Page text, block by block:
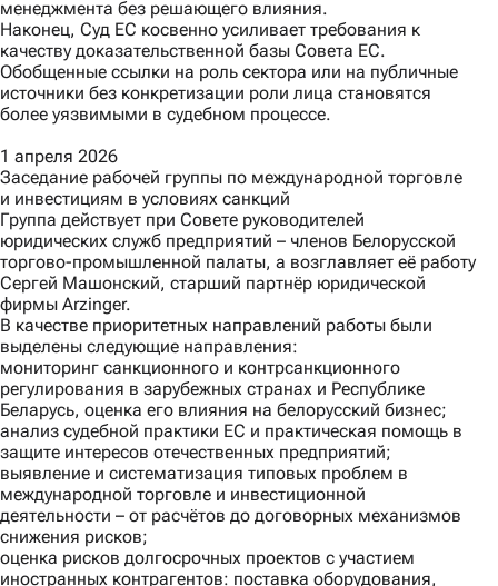
менеджмента без решающего влияния.
Наконец, Суд ЕС косвенно усиливает требования к
качеству доказательственной базы Совета ЕС.
Обобщенные ссылки на роль сектора или на публичные
источники без конкретизации роли лица становятся
более уязвимыми в судебном процессе.
1 апреля 2026
Заседание рабочей группы по международной торговле
и инвестициям в условиях санкций
Группа действует при Совете руководителей
юридических служб предприятий – членов Белорусской
торгово-промышленной палаты, а возглавляет её работу
Сергей Машонский, старший партнёр юридической
фирмы Arzinger.
В качестве приоритетных направлений работы были
выделены следующие направления:
мониторинг санкционного и контрсанкционного
регулирования в зарубежных странах и Республике
Беларусь, оценка его влияния на белорусский бизнес;
анализ судебной практики ЕС и практическая помощь в
защите интересов отечественных предприятий;
выявление и систематизация типовых проблем в
международной торговле и инвестиционной
деятельности – от расчётов до договорных механизмов
снижения рисков;
оценка рисков долгосрочных проектов с участием
иностранных контрагентов: поставка оборудования,